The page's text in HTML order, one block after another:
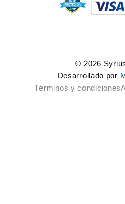
© 2026
Desarrollado por
Términos y condiciones